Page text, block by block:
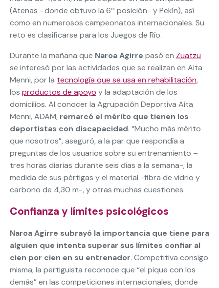
(Atenas –donde obtuvo la 6ª posición- y Pekín), así
como en numerosos campeonatos internacionales. Su
reto es clasificarse para los Juegos de Río.
Durante la mañana que Naroa Agirre pasó en Zuatzu
se interesó por las actividades que se realizan en Aita
Menni, por la tecnología que se usa en rehabilitación,
los productos de apoyo y la adaptación de los
domicilios. Al conocer la Agrupación Deportiva Aita
Menni, ADAM, remarcó el mérito que tienen los
deportistas con discapacidad. “Mucho más mérito
que nosotros”, aseguró, a la par que respondía a
preguntas de los usuarios sobre su entrenamiento –
tres horas diarias durante seis días a la semana-; la
medida de sus pértigas y el material -fibra de vidrio y
carbono de 4,30 m-, y otras muchas cuestiones.
Confianza y límites psicológicos
Naroa Agirre subrayó la importancia que tiene para
alguien que intenta superar sus límites confiar al
cien por cien en su entrenador. Competitiva consigo
misma, la pertiguista reconoce que “el pique con los
demás” en las competiciones internacionales, donde